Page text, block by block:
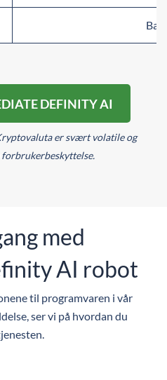
DEFINITY AI
er svært volatile og
med
AI robot
til programvaren i vår
ser vi på hvordan du